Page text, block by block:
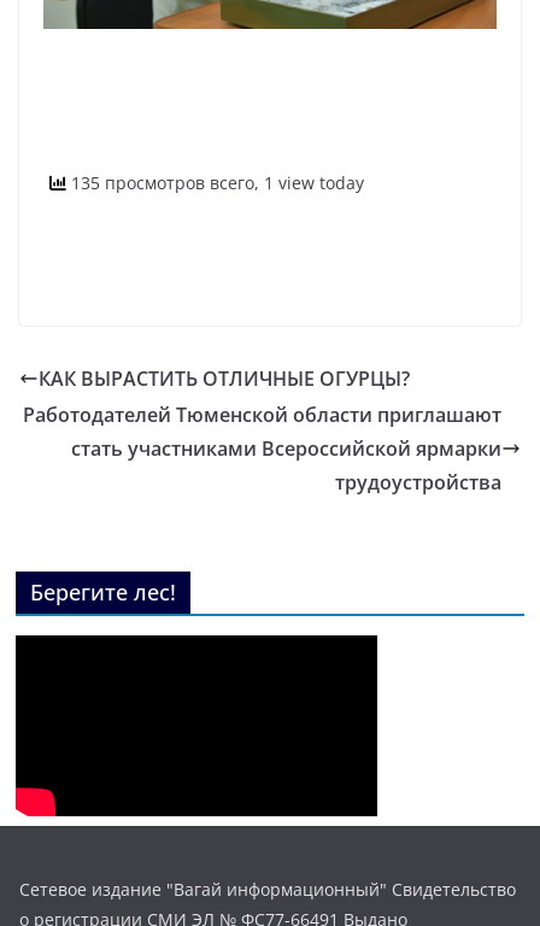
135 просмотров всего, 1 view today
КАК ВЫРАСТИТЬ ОТЛИЧНЫЕ ОГУРЦЫ?
Работодателей Тюменской области приглашают
стать участниками Всероссийской ярмарки
трудоустройства
Берегите лес!
Сетевое издание "Вагай информационный" Свидетельство
о регистрации СМИ ЭЛ № ФС77-66491 Выдано